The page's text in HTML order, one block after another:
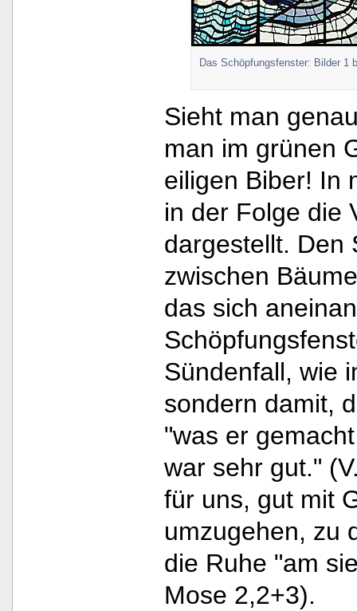
Das Schöpfungsfenster: Bilder 1
Sieht man
man im grünen
eiligen Biber! In
in der Folge die
dargestellt. Den
zwischen
das sich
Sündenfall, wie
sondern damit,
"was er
war sehr gut."
für uns, gut mit
umzugehen, zu
die Ruhe "am
Mose 2,2+3).